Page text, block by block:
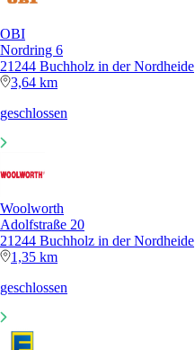
OBI
Nordring 6
21244 Buchholz in der Nordheide
3,64 km
geschlossen
Woolworth
Adolfstraße 20
21244 Buchholz in der Nordheide
1,35 km
geschlossen